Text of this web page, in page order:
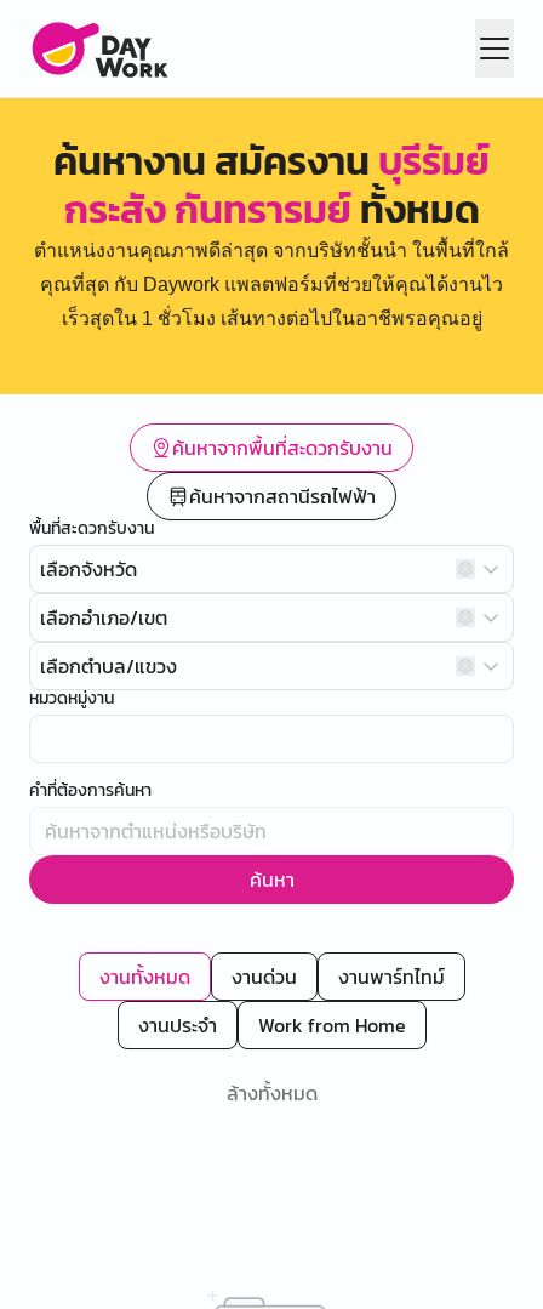
ค้นหางาน สมัครงานบุรีรัมย์
กระสัง กันทรารมย์ทั้งหมด
ตำแหน่งงานคุณภาพดีล่าสุด จากบริษัทชั้นนำ ในพื้นที่ใกล้
คุณที่สุด กับ Daywork แพลตฟอร์มที่ช่วยให้คุณได้งานไว
เร็วสุดใน 1 ชั่วโมง เส้นทางต่อไปในอาชีพรอคุณอยู่
ค้นหาจากพื้นที่สะดวกรับงาน
ค้นหาจากสถานีรถไฟฟ้า
พื้นที่สะดวกรับงาน
เลือกจังหวัด
เลือกอำเภอ/เขต
เลือกตำบล/แขวง
หมวดหมู่งาน
คำที่ต้องการค้นหา
ค้นหา
งานทั้งหมด งานด่วน
งานพาร์ทไทม์
งานประจำ
Work from Home
ล้างทั้งหมด